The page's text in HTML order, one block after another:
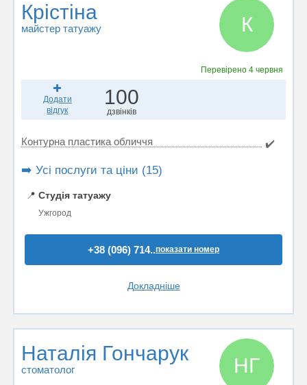
Крістіна
майстер татуажу К
Перевірено 4 червня
Додати
відгук
100
дзвінків
Контурна пластика обличчя ✔️
➡️ Усі послуги та ціни (15)
📍 Студія татуажу
Ужгород
+38 (096) 714..показати номер
Докладніше
Наталія Гончарук
стоматолог НГ